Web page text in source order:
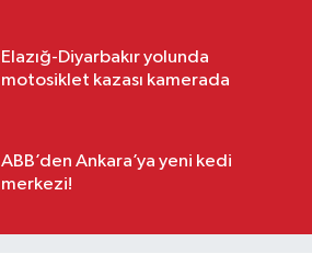
Elazığ-Diyarbakır yolunda
motosiklet kazası kamerada
ABB’den Ankara’ya yeni kedi
merkezi!